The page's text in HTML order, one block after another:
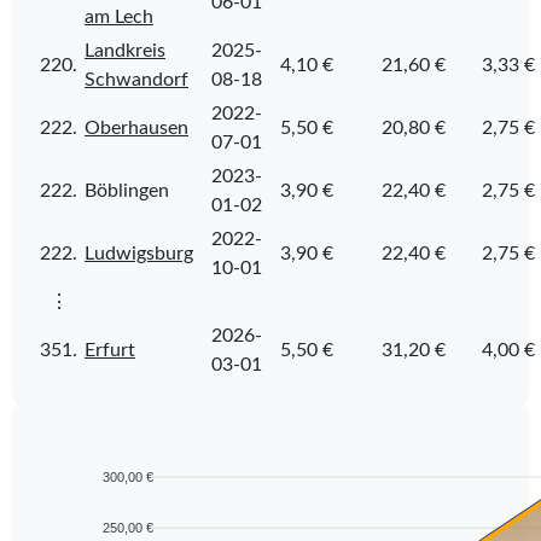
am Lech
220.
Landkreis
Schwandorf
2025-
08-18
4,10 € 21,60 € 3,33 €
222. Oberhausen
2022-
07-01
5,50 € 20,80 € 2,75 €
222. Böblingen
2023-
01-02
3,90 € 22,40 € 2,75 €
222. Ludwigsburg
2022-
10-01
3,90 € 22,40 € 2,75 €
⋮
351. Erfurt
2026-
03-01
5,50 € 31,20 € 4,00 €
300,00 €
250,00 €